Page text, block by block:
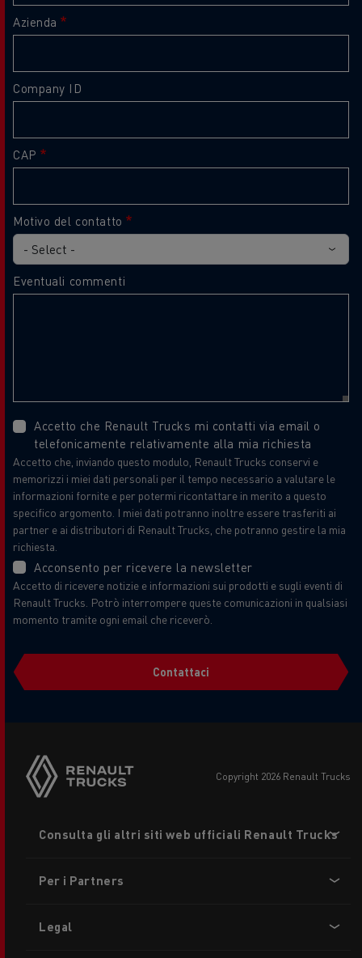
Azienda
Company ID
CAP
Motivo del contatto
Eventuali commenti
Accetto che Renault Trucks mi contatti via email o
telefonicamente relativamente alla mia richiesta
Accetto che, inviando questo modulo, Renault Trucks conservi e
memorizzi i miei dati personali per il tempo necessario a valutare le
informazioni fornite e per potermi ricontattare in merito a questo
specifico argomento. I miei dati potranno inoltre essere trasferiti ai
partner e ai distributori di Renault Trucks, che potranno gestire la mia
richiesta.
Acconsento per ricevere la newsletter
Accetto di ricevere notizie e informazioni sui prodotti e sugli eventi di
Renault Trucks. Potrò interrompere queste comunicazioni in qualsiasi
momento tramite ogni email che riceverò.
Contattaci
copyright 2026 Renault Trucks
menu
Consulta gli altri siti web ufficiali Renault Trucks
Per i Partners
Legal